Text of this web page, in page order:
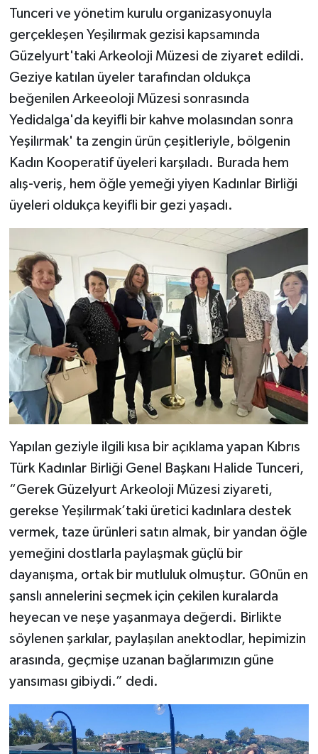
Tunceri ve yönetim kurulu organizasyonuyla
gerçekleşen Yeşilırmak gezisi kapsamında
Güzelyurt'taki Arkeoloji Müzesi de ziyaret edildi.
Geziye katılan üyeler tarafından oldukça
beğenilen Arkeeoloji Müzesi sonrasında
Yedidalga'da keyifli bir kahve molasından sonra
Yeşilırmak' ta zengin ürün çeşitleriyle, bölgenin
Kadın Kooperatif üyeleri karşıladı. Burada hem
alış-veriş, hem öğle yemeği yiyen Kadınlar Birliği
üyeleri oldukça keyifli bir gezi yaşadı.
Yapılan geziyle ilgili kısa bir açıklama yapan Kıbrıs
Türk Kadınlar Birliği Genel Başkanı Halide Tunceri,
“Gerek Güzelyurt Arkeoloji Müzesi ziyareti,
gerekse Yeşilırmak’taki üretici kadınlara destek
vermek, taze ürünleri satın almak, bir yandan öğle
yemeğini dostlarla paylaşmak güçlü bir
dayanışma, ortak bir mutluluk olmuştur. G0nün en
şanslı annelerini seçmek için çekilen kuralarda
heyecan ve neşe yaşanmaya değerdi. Birlikte
söylenen şarkılar, paylaşılan anektodlar, hepimizin
arasında, geçmişe uzanan bağlarımızın güne
yansıması gibiydi.” dedi.